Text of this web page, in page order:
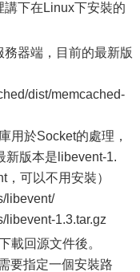
講下在Linux下安裝的
器端，目前的最新版
dist/memcached-
用於Socket的處理，
新版本是libevent-1.
可以不用安裝）
libevent/
libevent-1.3.tar.gz
載回源文件後。
要指定一個安裝路